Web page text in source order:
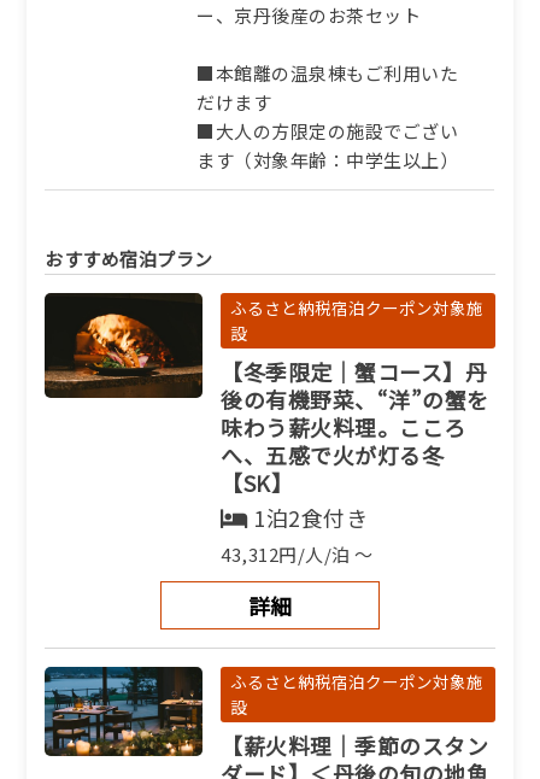
ー、京丹後産のお茶セット
■本館離の温泉棟もご利用いた
だけます
■大人の方限定の施設でござい
ます（対象年齢：中学生以上）
おすすめ宿泊プラン
ふるさと納税宿泊クーポン対象施
設
【冬季限定｜蟹コース】丹
後の有機野菜、“洋”の蟹を
味わう薪火料理。こころ
へ、五感で火が灯る冬
【SK】
1泊2食付き
43,312円/人/泊 ～
詳細
ふるさと納税宿泊クーポン対象施
設
【薪火料理｜季節のスタン